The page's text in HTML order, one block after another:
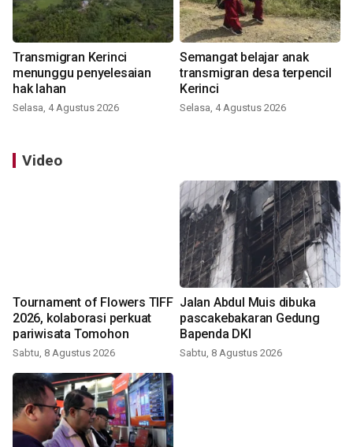
Transmigran Kerinci
menunggu penyelesaian
hak lahan
Selasa, 4 Agustus 2026
Semangat belajar anak
transmigran desa terpencil
Kerinci
Selasa, 4 Agustus 2026
Video
Tournament of Flowers TIFF
2026, kolaborasi perkuat
pariwisata Tomohon
Sabtu, 8 Agustus 2026
Jalan Abdul Muis dibuka
pascakebakaran Gedung
Bapenda DKI
Sabtu, 8 Agustus 2026